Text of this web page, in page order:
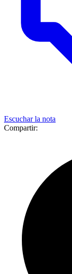
Escuchar la nota
Compartir: